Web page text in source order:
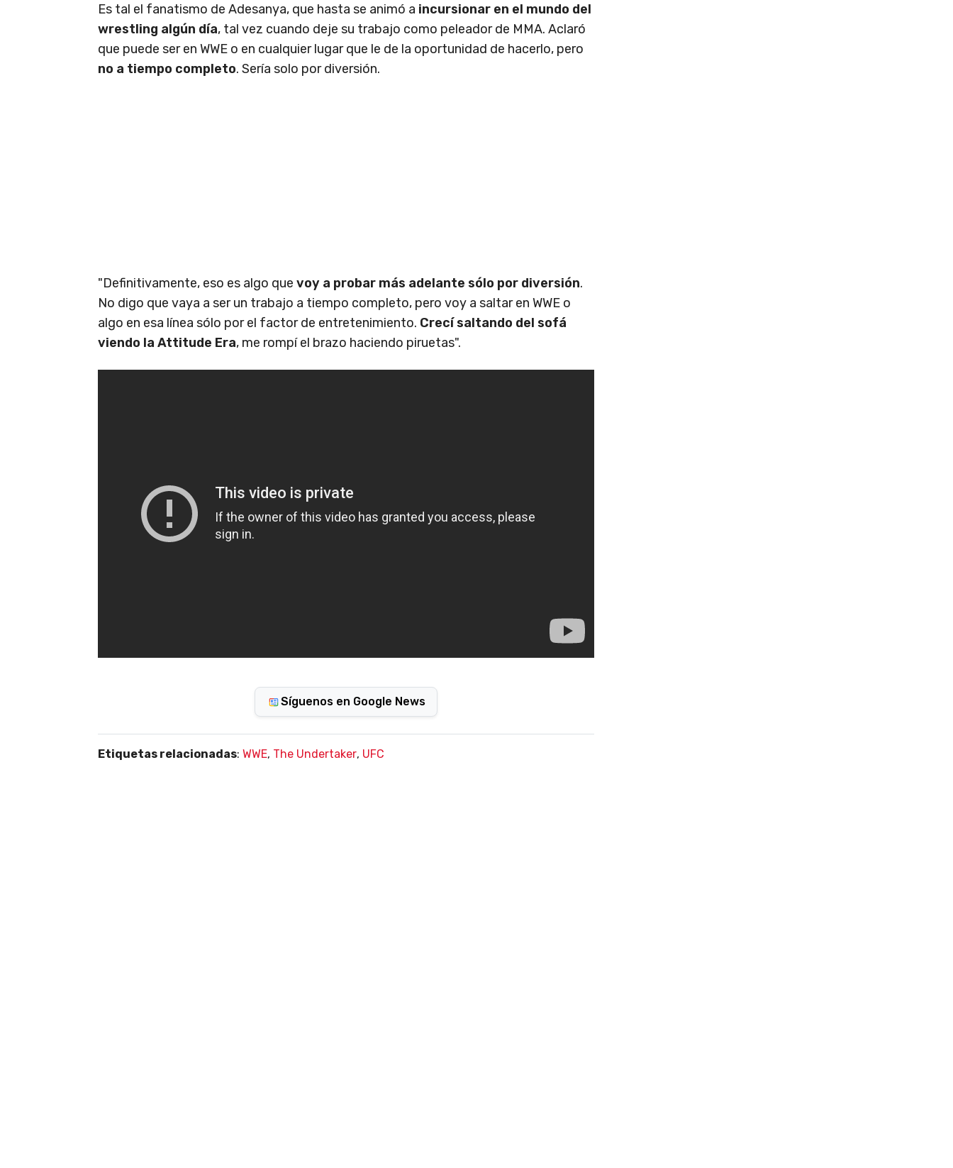
Es tal el fanatismo de Adesanya, que hasta se animó a incursionar en el mundo del
wrestling algún día, tal vez cuando deje su trabajo como peleador de MMA. Aclaró
que puede ser en WWE o en cualquier lugar que le de la oportunidad de hacerlo, pero
no a tiempo completo. Sería solo por diversión.
"Definitivamente, eso es algo que voy a probar más adelante sólo por diversión.
No digo que vaya a ser un trabajo a tiempo completo, pero voy a saltar en WWE o
algo en esa línea sólo por el factor de entretenimiento. Crecí saltando del sofá
viendo la Attitude Era, me rompí el brazo haciendo piruetas".
Síguenos en Google News
Etiquetas relacionadas: WWE, The Undertaker, UFC